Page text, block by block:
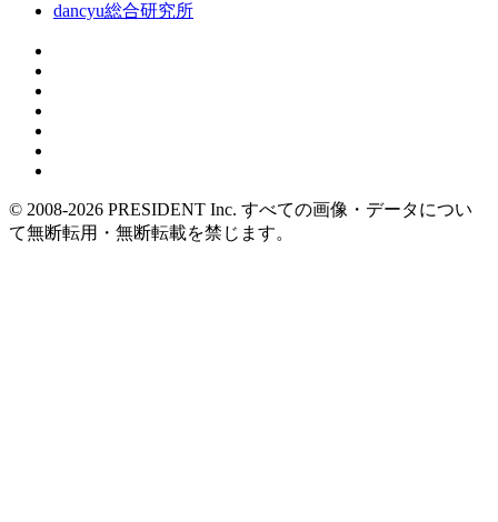
dancyu総合研究所
© 2008-2026 PRESIDENT Inc. すべての画像・データについ
て無断転用・無断転載を禁じます。